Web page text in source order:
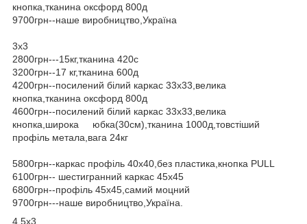
кнопка,тканина оксфорд 800д
9700грн--наше виробництво,Україна
3х3
2800грн---15кг,тканина 420с
3200грн--17 кг,тканина 600д
4200грн--посилений білий каркас 33х33,велика
кнопка,тканина оксфорд 800д
4600грн--посилений білий каркас 33х33,велика
кнопка,широка юбка(30см),тканина 1000д,товстіший
профіль метала,вага 24кг
5800грн--каркас профіль 40х40,без пластика,кнопка PULL
6100грн-- шестигранний каркас 45х45
6800грн--профіль 45х45,самий моцний
9700грн---наше виробництво,Україна.
4,5х3